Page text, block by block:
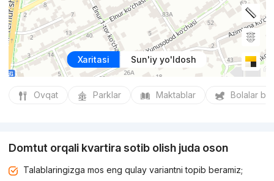
Xaritasi Sun'iy yo'ldosh
Ovqat Parklar Maktablar Bolalar
Domtut orqali kvartira sotib olish juda oson
Talablaringizga mos eng qulay variantni topib beramiz;